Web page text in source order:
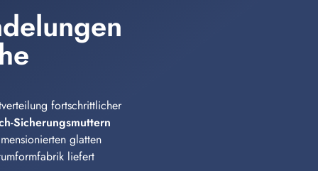
fortschrittlicher
Sicherungsmuttern
glatten
liefert